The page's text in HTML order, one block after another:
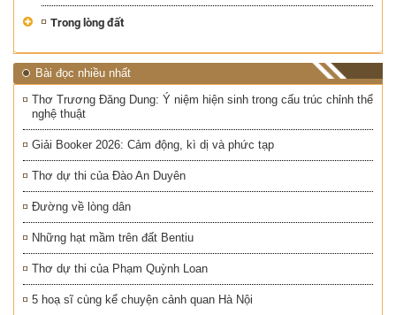
Trong lòng đất
Bài đọc nhiều nhất
Thơ Trương Đăng Dung: Ý niệm hiện sinh trong cấu trúc chỉnh thể
nghệ thuật
Giải Booker 2026: Cảm động, kì dị và phức tạp
Thơ dự thi của Đào An Duyên
Đường về lòng dân
Những hạt mầm trên đất Bentiu
Thơ dự thi của Phạm Quỳnh Loan
5 hoạ sĩ cùng kể chuyện cảnh quan Hà Nội